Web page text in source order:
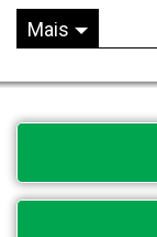
o projeto já
localização!
Mais